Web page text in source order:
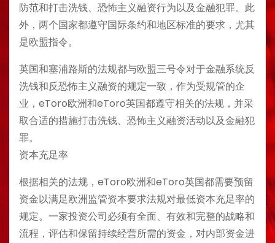
防范和打击洗钱、恐怖主义融资行为以及金融犯罪。此
外，两个国家都遵守国际条约和地区标准的要求，尤其
是欧盟指令。
英国和塞浦路斯的法规都与欧盟三号令对于金融系统反
洗钱和反恐怖主义融资的规定一致，作为受规管的企
业，eToro欧洲和eToro英国都遵守相关的法规，并采
取合适的措施打击洗钱、恐怖主义融资活动以及金融犯
罪。
资本充足率
根据相关的法规，eToro欧洲和eToro英国都需要预留
资金以满足欧洲监管资本要求法规对最低资本充足率的
规定。一家投资公司必须有全面、有效和完整的战略和
流程，评估和保留持续经营所需的资金，对内部资金进